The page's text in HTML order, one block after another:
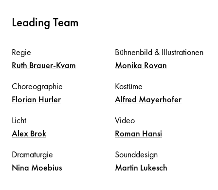
Leading Team
Regie
Ruth Brauer-Kvam
Bühnenbild & Illustrationen
Monika Rovan
Choreographie
Florian Hurler
Kostüme
Alfred Mayerhofer
Licht
Alex Brok
Video
Roman Hansi
Dramaturgie
Nina Moebius
Sounddesign
Martin Lukesch